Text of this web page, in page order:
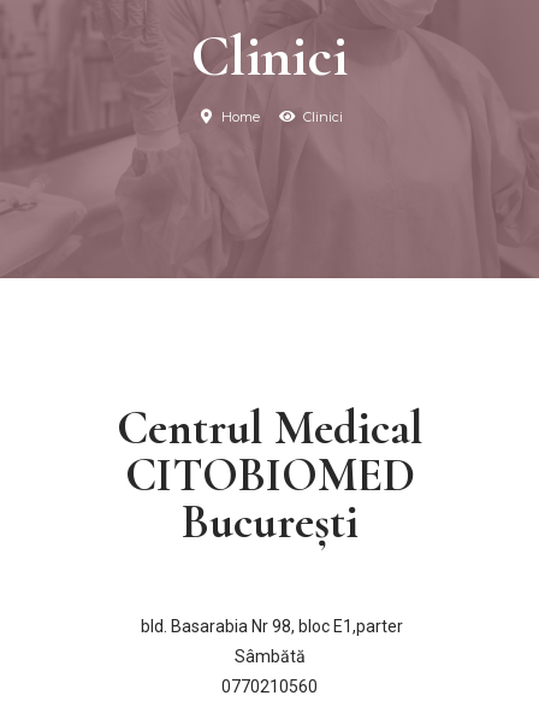
Clinici
Home Clinici
Centrul Medical
CITOBIOMED
București
bld. Basarabia Nr 98, bloc E1,parter
Sâmbătă
0770210560